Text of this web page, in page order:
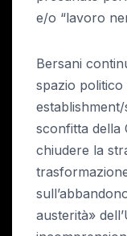
e/o “lavoro
Bersani
spazio
sconfitta della
chiudere la
austerità»